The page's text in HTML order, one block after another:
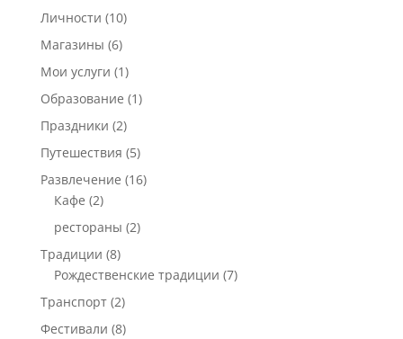
Личности (10)
Магазины (6)
Мои услуги (1)
Образование (1)
Праздники (2)
Путешествия (5)
Развлечение (16)
Кафе (2)
рестораны (2)
Традиции (8)
Рождественские традиции (7)
Транспорт(2)
Фестивали (8)